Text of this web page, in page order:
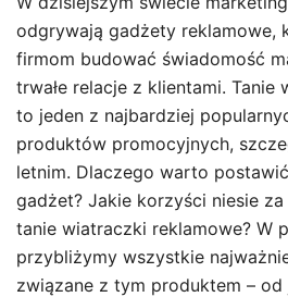
odgrywają gadżety reklamowe,
firmom budować świadomość
trwałe relacje z klientami. Tanie
to jeden z najbardziej
produktów promocyjnych,
letnim. Dlaczego warto
gadżet? Jakie korzyści niesie
tanie wiatraczki reklamowe? W
przybliżymy wszystkie
związane z tym produktem –